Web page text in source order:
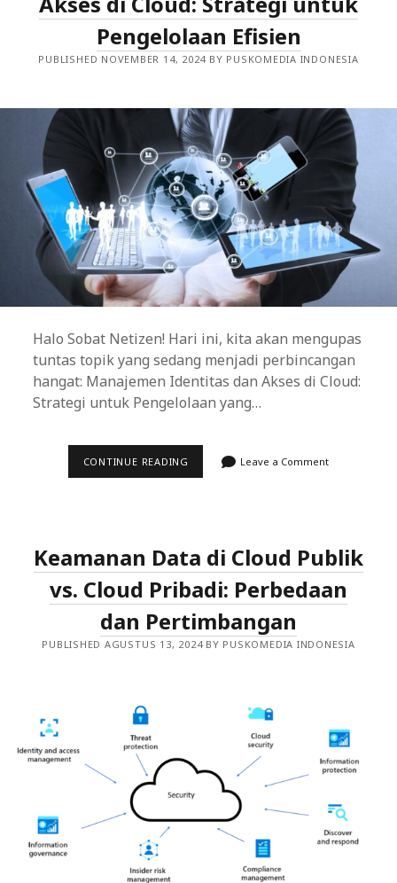
EFEKTIF
Pengelolaan Efisien
PUBLISHED NOVEMBER 14, 2024 BY PUSKOMEDIA INDONESIA
Halo Sobat Netizen! Hari ini, kita akan mengupas
tuntas topik yang sedang menjadi perbincangan
hangat: Manajemen Identitas dan Akses di Cloud:
Strategi untuk Pengelolaan yang…
CONTINUE READING MANAJEMEN
UNTUK
PENGELOLAAN
EFISIEN
Leave a Comment
Keamanan Data di Cloud Publik
vs. Cloud Pribadi: Perbedaan
dan Pertimbangan
PUBLISHED AGUSTUS 13, 2024 BY PUSKOMEDIA INDONESIA